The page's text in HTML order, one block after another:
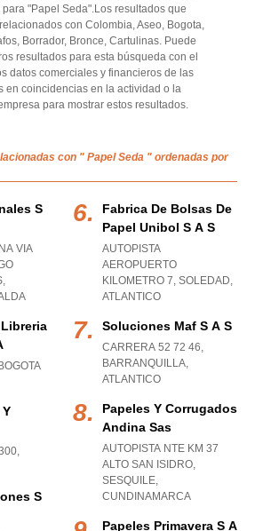
"Papel Seda".Los resultados que
con Colombia, Aseo, Bogota,
Borrador, Bronce, Cartulinas. Puede
resultados para esta búsqueda con el
datos comerciales y financieros de las
en coincidencias en la actividad o la
para mostrar estos resultados.
con " Papel Seda " ordenadas por
S
VIA
,
BOGOTA
,
S
Fabrica De Bolsas De
Papel Unibol S A S
AUTOPISTA
AEROPUERTO
KILOMETRO 7, SOLEDAD,
ATLANTICO
Soluciones Maf S A S
CARRERA 52 72 46,
BARRANQUILLA,
ATLANTICO
Papeles Y Corrugados
Andina Sas
AUTOPISTA NTE KM 37
ALTO SAN ISIDRO,
SESQUILE,
CUNDINAMARCA
Papeles Primavera S A